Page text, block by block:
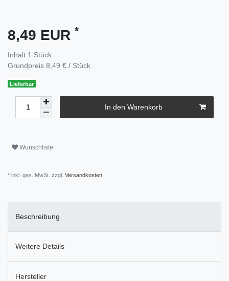
8,49 EUR *
Inhalt 1 Stück
Grundpreis 8,49 € / Stück
Lieferbar
In den Warenkorb
Wunschliste
* inkl. ges. MwSt. zzgl. Versandkosten
Beschreibung
Weitere Details
Hersteller